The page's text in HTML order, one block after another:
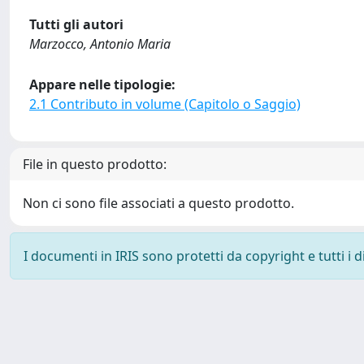
Tutti gli autori
Marzocco, Antonio Maria
Appare nelle tipologie:
2.1 Contributo in volume (Capitolo o Saggio)
File in questo prodotto:
Non ci sono file associati a questo prodotto.
I documenti in IRIS sono protetti da copyright e tutti i